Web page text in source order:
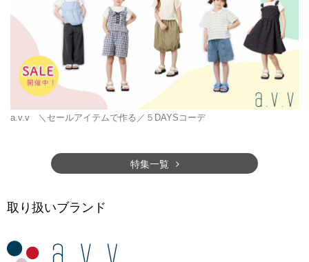
a.v.v ＼セールアイテムで作る／５DAYSコーデ
特集一覧
取り扱いブランド